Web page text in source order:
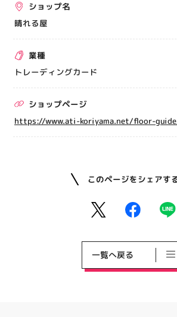
催事出店募集
アティビジョンについて
ショップ名
晴れる屋
業種
トレーディングカード
ショップページ
https://www.ati-koriyama.net/floor-
このページをシェアす
一覧へ戻る